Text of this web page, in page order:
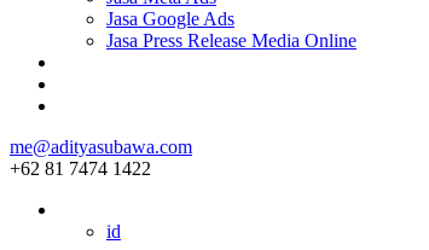
Jasa Google Ads
Jasa Press Release Media Online
me@adityasubawa.com
+62 81 7474 1422
id